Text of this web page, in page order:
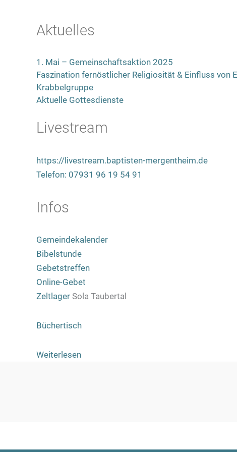
Aktuelles
1. Mai – Gemeinschaftsaktion 2025
Faszination fernöstlicher Religiosität & Einfluss von
Krabbelgruppe
Aktuelle Gottesdienste
Livestream
https://livestream.baptisten-mergentheim.de
Telefon: 07931 96 19 54 91
Infos
Gemeindekalender
Bibelstunde
Gebetstreffen
Online-Gebet
Zeltlager Sola Taubertal
Büchertisch
Weiterlesen: